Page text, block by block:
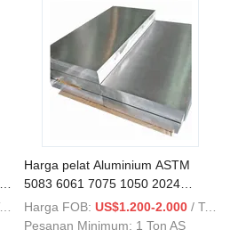
Harga pelat Aluminium ASTM
5083 6061 7075 1050 2024
Lembar Campuran Aluminium
Seng 3003
Harga FOB: US$1.200-2.000 / Ton AS
Pesanan Minimum: 1 Ton AS